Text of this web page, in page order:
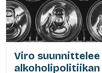
Viro suunnittelee
alkoholipolitiikan